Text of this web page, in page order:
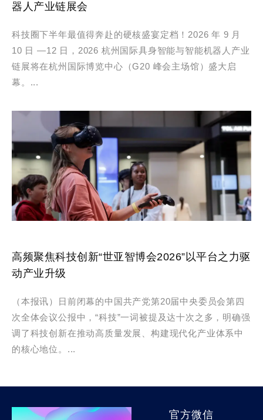
器人产业链展会
科技圈下半年最值得奔赴的硬核盛宴定档！2026 年 9 月
10 日 —12 日，2026 杭州国际具身智能与智能机器人产业
链展将在杭州国际博览中心（G20 峰会主场馆）盛大启
幕。...
高频聚焦科技创新“世亚智博会2026”以平台之力驱
动产业升级
（本报讯）日前闭幕的中国共产党第20届中央委员会第四
次全体会议公报中，“科技”一词被提及达十次之多，明确强
调了科技创新在推动高质量发展、构建现代化产业体系中
的核心地位。...
官方微信